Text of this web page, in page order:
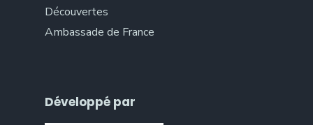
Découvertes
Ambassade de France
Développé par